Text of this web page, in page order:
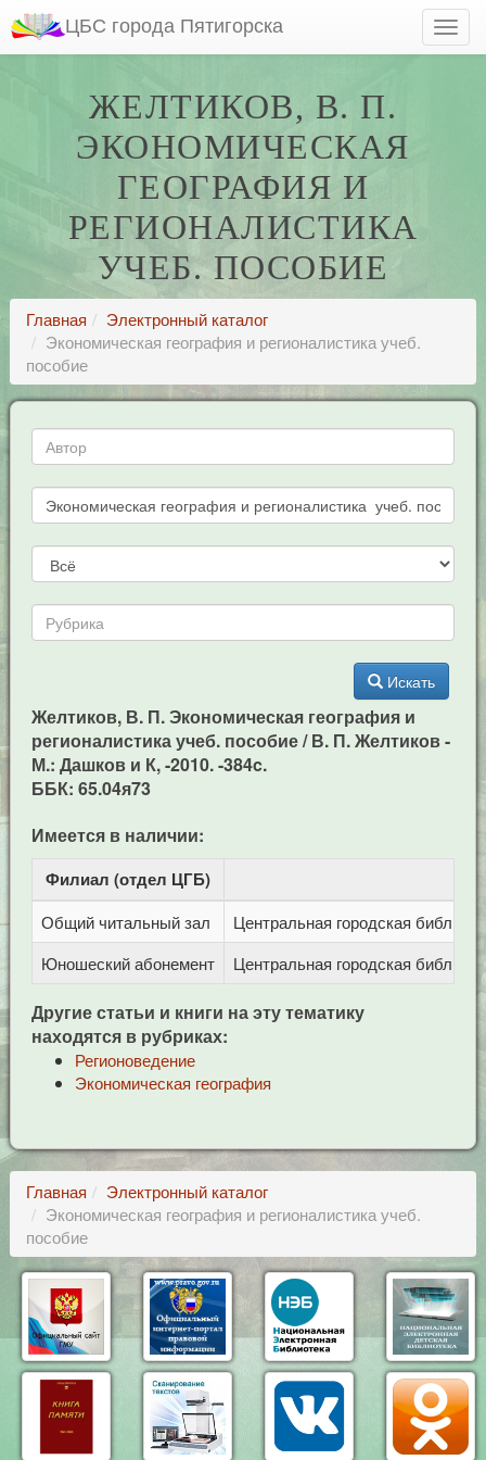
ЦБС города Пятигорска
ЖЕЛТИКОВ, В. П.
ЭКОНОМИЧЕСКАЯ
ГЕОГРАФИЯ И
РЕГИОНАЛИСТИКА
УЧЕБ. ПОСОБИЕ
Главная
Электронный каталог
Экономическая география и регионалистика учеб.
пособие
Искать
Желтиков, В. П. Экономическая география и
регионалистика учеб. пособие / В. П. Желтиков -
М.: Дашков и К, -2010. -384c.
ББК: 65.04я73
Имеется в наличии:
Филиал (отдел ЦГБ)
Общий читальный зал
Центральная городская
Юношеский абонемент
Центральная городская
Другие статьи и книги на эту тематику
находятся в рубриках:
Регионоведение
Экономическая география
Главная
Электронный каталог
Экономическая география и регионалистика учеб.
пособие